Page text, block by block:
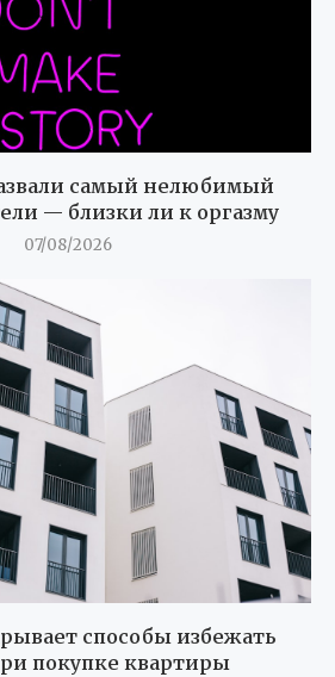
самый нелюбимый
— близки ли к оргазму
07/08/2026
способы избежать
покупке квартиры